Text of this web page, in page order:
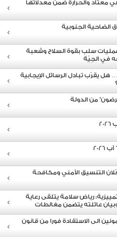
معتاد والحرارة ضمن معدلاتها
الجنوبية
سلب بقوة السلاح وشعبة
في الجِيّة
يقرّب تبادل الرسائل الإيجابية
من الدولة
التنسيق الأمني ومكافحة
رياض سلامة يتلقى رعاية
عائلته يتضمن مغالطات
الى الاستفادة فورا من قانون